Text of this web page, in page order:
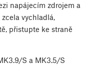
napájecím zdrojem a
vychladlá,
přistupte ke straně
S a MK3.5/S